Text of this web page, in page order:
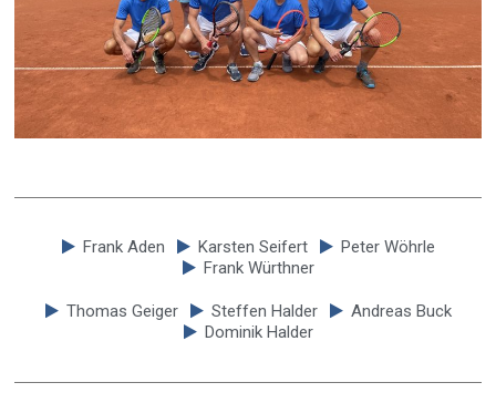
Frank Aden Karsten Seifert
Peter Wöhrle
Frank Würthner
Thomas Geiger Steffen Halder
Andreas Buck
Dominik Halder